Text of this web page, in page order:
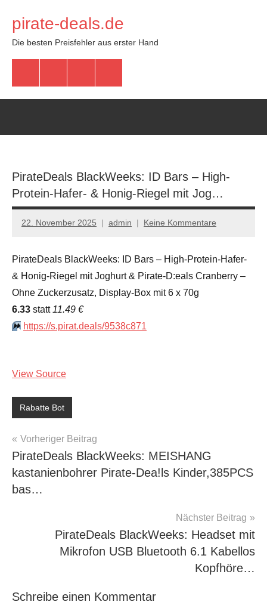
Inhalt
springen
pirate-deals.de
Die besten Preisfehler aus erster Hand
PirateDeals BlackWeeks: ID Bars – High-
Protein-Hafer- & Honig-Riegel mit Jog…
22. November 2025 admin Keine Kommentare
PirateDeals BlackWeeks: ID Bars – High-Protein-Hafer-
& Honig-Riegel mit Joghurt & Pirate-D:eals Cranberry –
Ohne Zuckerzusatz, Display-Box mit 6 x 70g
6.33 statt 11.49 €
⏩️ https://s.pirat.deals/9538c871
View Source
Rabatte Bot
Beitragsnavigation
Vorheriger Beitrag
PirateDeals BlackWeeks: MEISHANG
kastanienbohrer Pirate-Dea!ls Kinder,385PCS
bas…
Nächster Beitrag
PirateDeals BlackWeeks: Headset mit
Mikrofon USB Bluetooth 6.1 Kabellos
Kopfhöre…
Schreibe einen Kommentar